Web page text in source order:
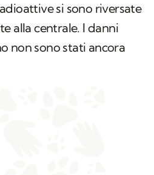
si sono riversate
alla centrale. I danni
non sono stati ancora